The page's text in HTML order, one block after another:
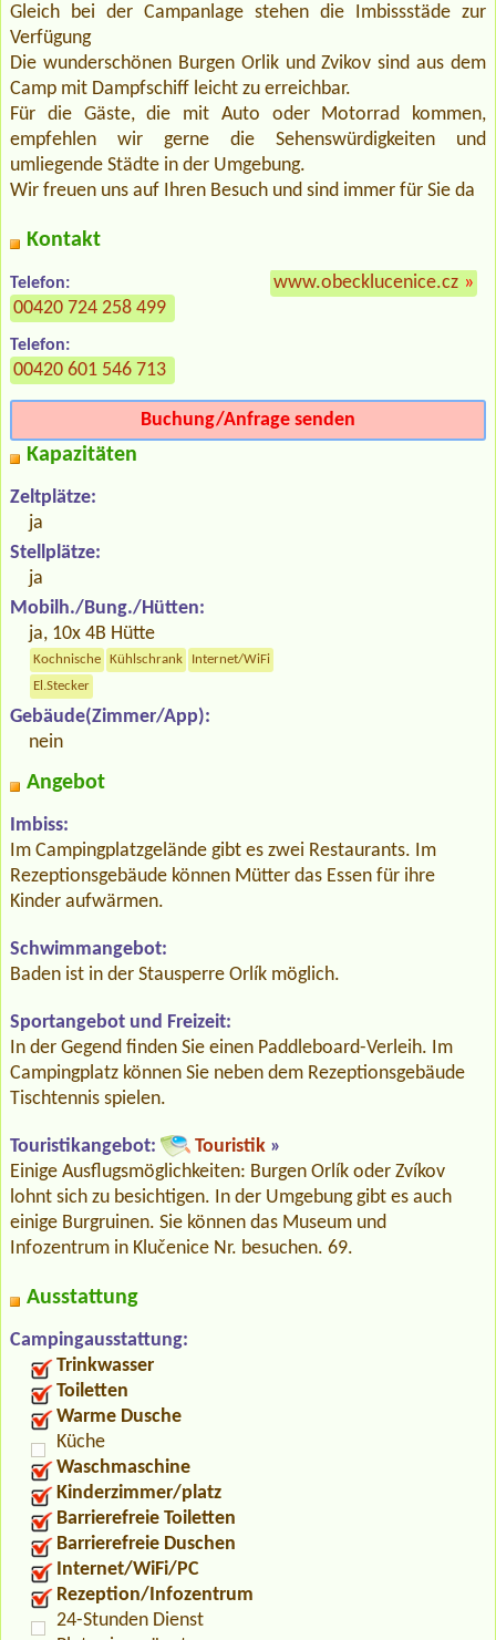
Gleich bei der Campanlage stehen die Imbissstäde zur
Verfügung
Die wunderschönen Burgen Orlik und Zvikov sind aus dem
Camp mit Dampfschiff leicht zu erreichbar.
Für die Gäste, die mit Auto oder Motorrad kommen,
empfehlen wir gerne die Sehenswürdigkeiten und
umliegende Städte in der Umgebung.
Wir freuen uns auf Ihren Besuch und sind immer für Sie da
Kontakt
Telefon:
00420 724 258 499
Telefon:
00420 601 546 713
www.obecklucenice.cz »
Buchung/Anfrage senden
Kapazitäten
Zeltplätze:
ja
Stellplätze:
ja
Mobilh./Bung./Hütten:
ja, 10x 4B Hütte
Kochnische Kühlschrank
Internet/WiFi
El.Stecker
Gebäude(Zimmer/App):
nein
Angebot
Imbiss:
Im Campingplatzgelände gibt es zwei Restaurants. Im
Rezeptionsgebäude können Mütter das Essen für ihre
Kinder aufwärmen.
Schwimmangebot:
Baden ist in der Stausperre Orlík möglich.
Sportangebot und Freizeit:
In der Gegend finden Sie einen Paddleboard-Verleih. Im
Campingplatz können Sie neben dem Rezeptionsgebäude
Tischtennis spielen.
Touristikangebot: Touristik »
Einige Ausflugsmöglichkeiten: Burgen Orlík oder Zvíkov
lohnt sich zu besichtigen. In der Umgebung gibt es auch
einige Burgruinen. Sie können das Museum und
Infozentrum in Klučenice Nr. besuchen. 69.
Ausstattung
Campingausstattung:
Trinkwasser
Toiletten
Warme Dusche
Küche
Waschmaschine
Kinderzimmer/platz
Barrierefreie Toiletten
Barrierefreie Duschen
Internet/WiFi/PC
Rezeption/Infozentrum
24-Stunden Dienst